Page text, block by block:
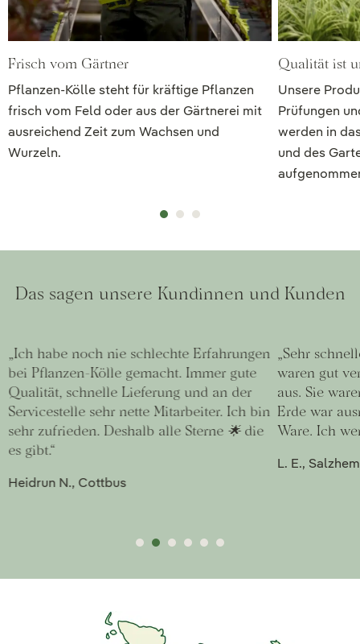
Frisch vom Gärtner
Pflanzen-Kölle steht für kräftige Pflanzen
frisch vom Feld oder aus der Gärtnerei mit
ausreichend Zeit zum Wachsen und
Wurzeln.
Qualität ist
Unsere
Prüfungen
werden in
und des
Das sagen unsere Kundinnen und Kunden
„Ich habe noch nie schlechte Erfahrungen
bei Pflanzen-Kölle gemacht. Immer gute
Qualität, schnelle Lieferung und an der
Servicestelle sehr nette Mitarbeiter. Ich bin
sehr zufrieden. Deshalb alle Sterne 🌟 die
es gibt.“
Heidrun N., Cottbus
„Sehr
waren gut
aus. Sie
Erde war
Ware. Ich
L. E.,